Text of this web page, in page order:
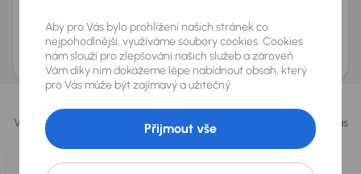
AURES Holdings a.s., se sídlem Dopraváků 874/15, Čimice, 184 00 Praha 8 bude
uchovávat a zpracovávat vaše osobní údaje v souladu se zásadami ochrany a
zpracováníosobních údajů.
Vybrali jsme pro vás
Vybíráme pro vás ty nejlepší vozy
z naší nabídky. Každý den pro vás
vykoupíme až 400 vozů
Aby pro Vás bylo prohlížení našich stránek co
nejpohodlnější, využíváme soubory cookies. Cookies
nám slouží pro zlepšování našich služeb a zároveň
Vám díky nim dokážeme lépe nabídnout obsah, který
pro Vás může být zajímavý a užitečný.
Přijmout vše